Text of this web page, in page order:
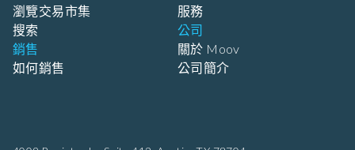
瀏覽交易市集
搜索
銷售
如何銷售
服務
公司
關於 Moov
公司簡介